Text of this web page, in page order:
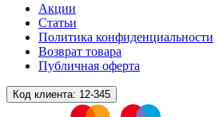
Акции
Статьи
Политика конфиденциальности
Возврат товара
Публичная оферта
Код клиента: 12-345